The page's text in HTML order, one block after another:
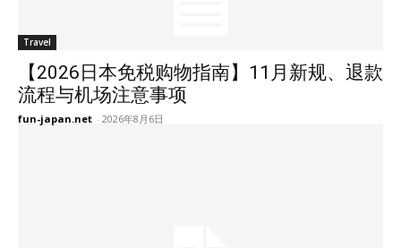
Travel
【2026日本免税购物指南】11月新规、退款
流程与机场注意事项
fun-japan.net - 2026年8月6日